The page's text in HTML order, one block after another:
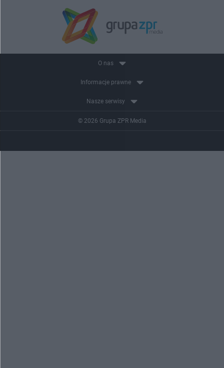
O nas
Informacje prawne
Nasze serwisy
© 2026 Grupa ZPR Media